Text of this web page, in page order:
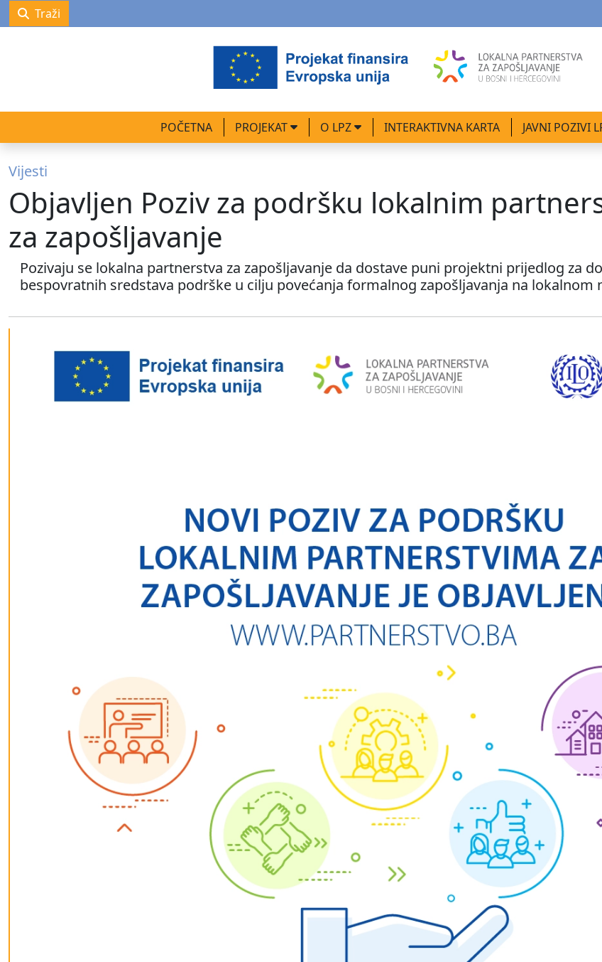
Traži
POČETNA PROJEKAT O LPZ INTERAKTIVNA KARTA JAVNI POZIVI
Vijesti
Objavljen Poziv za podršku lokalnim
za zapošljavanje
Pozivaju se lokalna partnerstva za zapošljavanje da dostave puni projektni prijedlog za
bespovratnih sredstava podrške u cilju povećanja formalnog zapošljavanja na lokalnom